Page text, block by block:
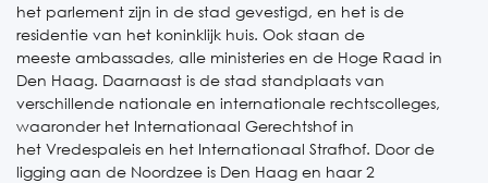
het parlement zijn in de stad gevestigd, en het is de
residentie van het koninklijk huis. Ook staan de
meeste ambassades, alle ministeries en de Hoge Raad in
Den Haag. Daarnaast is de stad standplaats van
verschillende nationale en internationale rechtscolleges,
waaronder het Internationaal Gerechtshof in
het Vredespaleis en het Internationaal Strafhof. Door de
ligging aan de Noordzee is Den Haag en haar 2